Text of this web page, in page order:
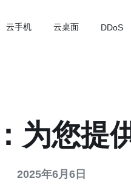
云手机 云桌面 DDoS
为您提
2025年6月6日